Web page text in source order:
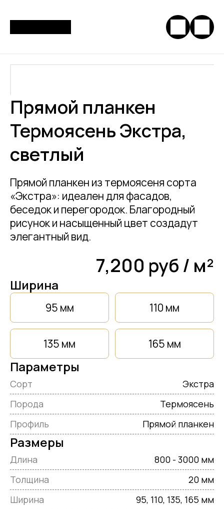
Прямой планкен
Термоясень Экстра,
светлый
Прямой планкен из термоясеня сорта
«Экстра»: идеален для фасадов,
беседок и перегородок. Благородный
рисунок и насыщенный цвет создадут
элегантный вид.
7,200 руб / м²
Ширина
95 мм 110 мм
135 мм 165 мм
Параметры
Сорт
Экстра
Порода
Термоясень
Профиль
Прямой планкен
Размеры
Длина
800 - 3000 мм
Толщина
20 мм
Ширина
95, 110, 135, 165 мм